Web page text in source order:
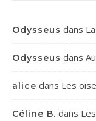
Odysseus dans
Odysseus dans
alice dans Les
Céline B. dans